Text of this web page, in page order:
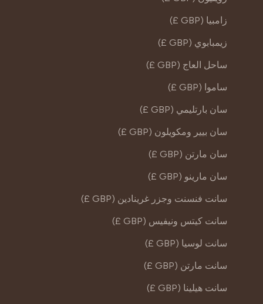
زامبيا (GBP £)
زيمبابوي (GBP £)
ساحل العاج (GBP £)
ساموا (GBP £)
سان بارتليمي (GBP £)
سان بيير ومكويلون (GBP £)
سان مارتن (GBP £)
سان مارينو (GBP £)
سانت فنسنت وجزر غرينادين (GBP £)
سانت كيتس ونيفيس (GBP £)
سانت لوسيا (GBP £)
سانت مارتن (GBP £)
سانت هيلينا (GBP £)